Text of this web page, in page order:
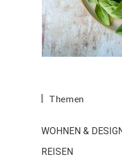
Themen
WOHNEN &
REISEN